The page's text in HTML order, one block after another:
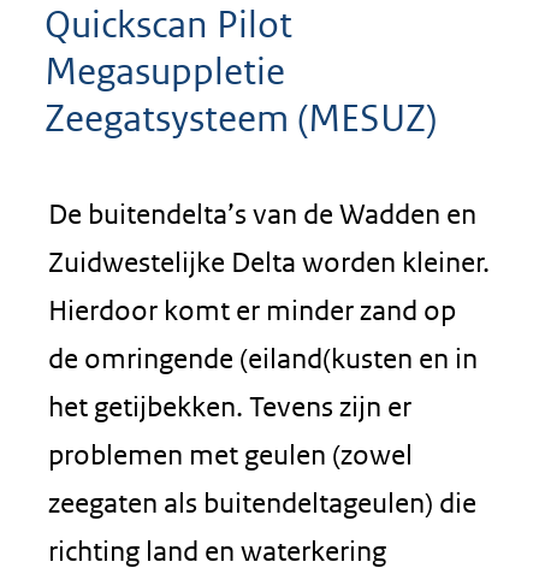
Quickscan Pilot
Megasuppletie
Zeegatsysteem (MESUZ)
De buitendelta’s van de Wadden en
Zuidwestelijke Delta worden kleiner.
Hierdoor komt er minder zand op
de omringende (eiland(kusten en in
het getijbekken. Tevens zijn er
problemen met geulen (zowel
zeegaten als buitendeltageulen) die
richting land en waterkering